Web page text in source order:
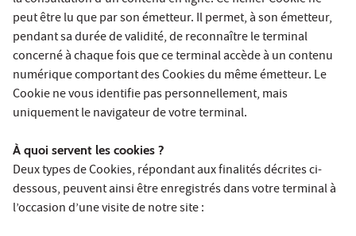
peut être lu que par son émetteur. Il permet, à son émetteur,
pendant sa durée de validité, de reconnaître le terminal
concerné à chaque fois que ce terminal accède à un contenu
numérique comportant des Cookies du même émetteur. Le
Cookie ne vous identifie pas personnellement, mais
uniquement le navigateur de votre terminal.
À quoi servent les cookies ?
Deux types de Cookies, répondant aux finalités décrites ci-
dessous, peuvent ainsi être enregistrés dans votre terminal à
l’occasion d’une visite de notre site :